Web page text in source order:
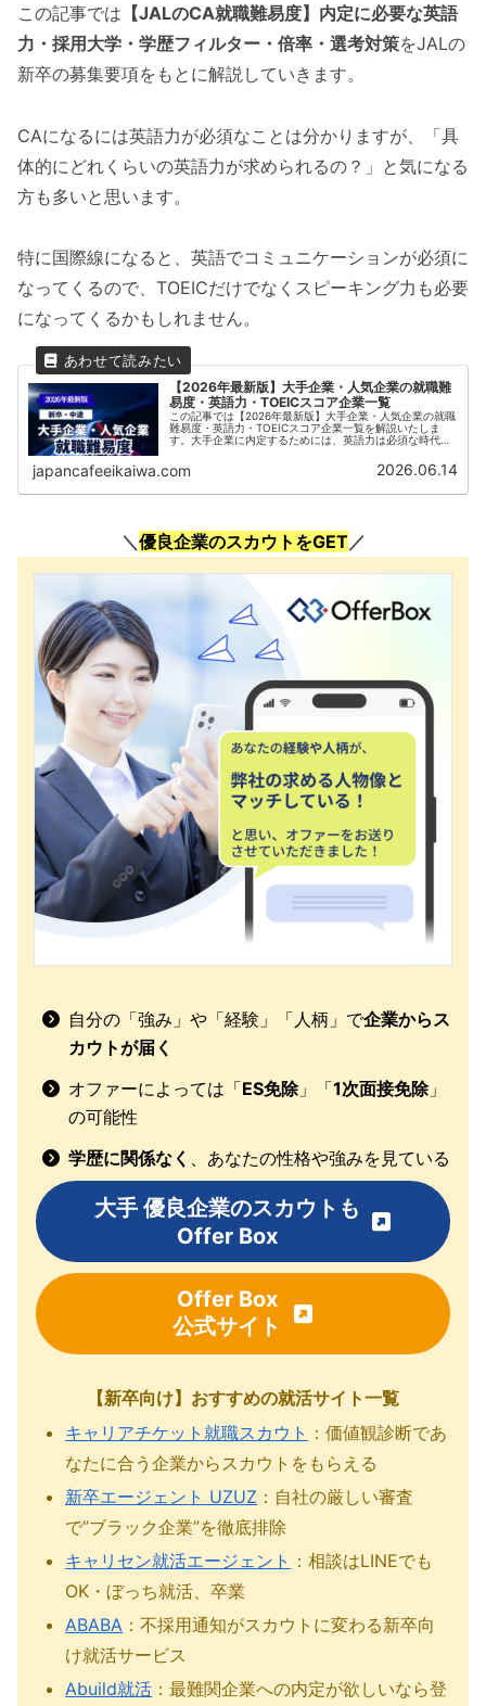
この記事では 【JALのCA就職難易度】内定に必要な英語
力・採用大学・学歴フィルター・倍率・選考対策をJALの
新卒の募集要項をもとに解説していきます。
CAになるには英語力が必須なことは分かりますが、「具
体的にどれくらいの英語力が求められるの？」と気になる
方も多いと思います。
特に国際線になると、英語でコミュニケーションが必須に
なってくるので、TOEICだけでなくスピーキング力も必要
になってくるかもしれません。
【2026年最新版】大手企業・人気企業の就職難
易度・英語力・TOEICスコア企業一覧
この記事では【2026年最新版】大手企業・人気企業の就職
難易度・英語力・TOEICスコア企業一覧を解説いたしま
す。大手企業に内定するためには、英語力は必須な時代に
内定をもらうためにはより高いレベルの実践的な英語力が
必須となります。海外展開やグローバルな事業を行ってい
も珍しくはありません。本記事では大手企業・人気企業の
japancafeeikaiwa.com 2026.06.14
＼ 優良企業のスカウトをGET／
自分の「強み」や「経験」「人柄」で企業からス
カウトが届く
オファーによっては「ES免除」「1次面接免除」
の可能性
学歴に関係なく 、あなたの性格や強みを見ている
大手 優良企業のスカウトも
Offer Box
Offer Box
公式サイト
【新卒向け】おすすめの就活サイト一覧
キャリアチケット就職スカウト ：価値観診断であ
なたに合う企業からスカウトをもらえる
新卒エージェント UZUZ ：自社の厳しい審査
で”ブラック企業”を徹底排除
キャリセン就活エージェント ：相談はLINEでも
OK・ぼっち就活、卒業
ABABA ：不採用通知がスカウトに変わる新卒向
け就活サービス
Abuild就活 ：最難関企業への内定が欲しいなら登